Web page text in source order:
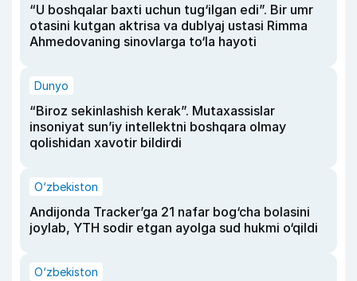
“U boshqalar baxti uchun tug‘ilgan edi”. Bir umr
otasini kutgan aktrisa va dublyaj ustasi Rimma
Ahmedovaning sinovlarga to‘la hayoti
Dunyo
“Biroz sekinlashish kerak”. Mutaxassislar
insoniyat sun’iy intellektni boshqara olmay
qolishidan xavotir bildirdi
O‘zbekiston
Andijonda Tracker’ga 21 nafar bog‘cha bolasini
joylab, YTH sodir etgan ayolga sud hukmi o‘qildi
O‘zbekiston